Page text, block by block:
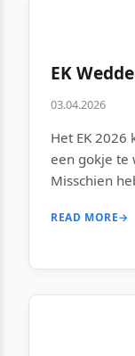
EK
03.04.2026
Het EK
een gokje te
Misschien
geprobeerd
prima.
READ MORE→